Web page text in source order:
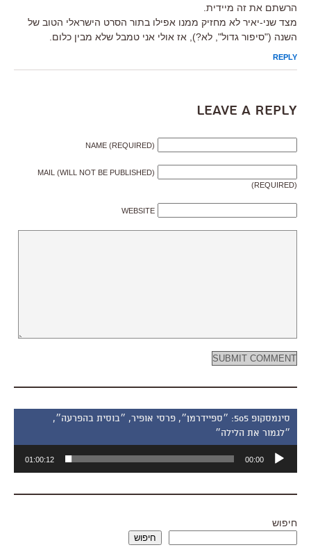
הרשתם את זה מיידית.
מצד שני-יאיר לא מחזיק ממנו אפילו בתור הסרט הישראלי הטוב של
השנה ("סיפור גדול", לא?), אז אולי אני טמבל שלא מבין כלום.
REPLY
Leave a Reply
NAME (REQUIRED)
MAIL (WILL NOT BE PUBLISHED)
(REQUIRED)
WEBSITE
סינמסקופ 505: ״ספיידרמן״, פרסי אופיר, ״בוסית בהפרעה״,
״לגמור את הלילה״
אודיו
00:00
01:00:12
חיפוש
חיפוש